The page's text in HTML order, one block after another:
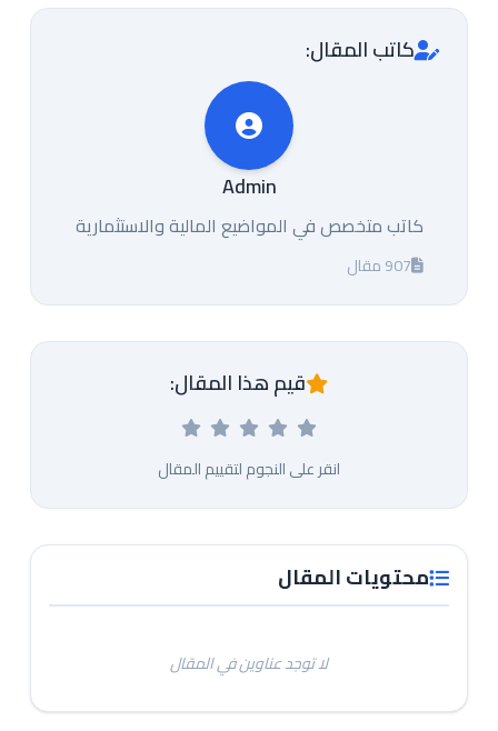
كاتب المقال:
Admin
كاتب متخصص في المواضيع المالية والاستثمارية
907 مقال
قيم هذا المقال:
انقر على النجوم لتقييم المقال
محتويات المقال
لا توجد عناوين في المقال